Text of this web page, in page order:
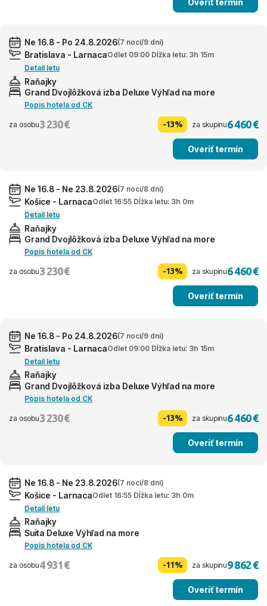
Overiť termín
Ne 16.8 - Po 24.8.2026(7 nocí/9 dní)
Bratislava - LarnacaOdlet 09:00 Dĺžka letu: 3h 15m
Detail letu
Raňajky
Grand Dvojlôžková izba Deluxe Výhľad na more
Popis hotela od CK
za osobu3 230 € -13% za skupinu6 460 €
Overiť termín
Ne 16.8 - Ne 23.8.2026(7 nocí/8 dní)
Košice - LarnacaOdlet 16:55 Dĺžka letu: 3h 0m
Detail letu
Raňajky
Grand Dvojlôžková izba Deluxe Výhľad na more
Popis hotela od CK
za osobu3 230 € -13% za skupinu6 460 €
Overiť termín
Ne 16.8 - Po 24.8.2026(7 nocí/9 dní)
Bratislava - LarnacaOdlet 09:00 Dĺžka letu: 3h 15m
Detail letu
Raňajky
Grand Dvojlôžková izba Deluxe Výhľad na more
Popis hotela od CK
za osobu3 230 € -13% za skupinu6 460 €
Overiť termín
Ne 16.8 - Ne 23.8.2026(7 nocí/8 dní)
Košice - LarnacaOdlet 16:55 Dĺžka letu: 3h 0m
Detail letu
Raňajky
Suita Deluxe Výhľad na more
Popis hotela od CK
za osobu4 931 € -11% za skupinu9 862 €
Overiť termín